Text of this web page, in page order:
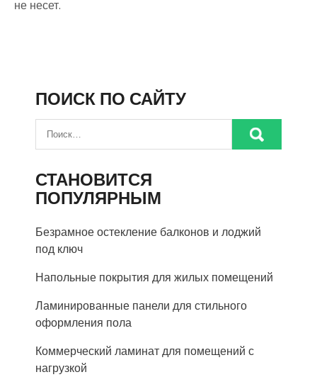
не несет.
ПОИСК ПО САЙТУ
СТАНОВИТСЯ
ПОПУЛЯРНЫМ
Безрамное остекление балконов и лоджий
под ключ
Напольные покрытия для жилых помещений
Ламинированные панели для стильного
оформления пола
Коммерческий ламинат для помещений с
нагрузкой